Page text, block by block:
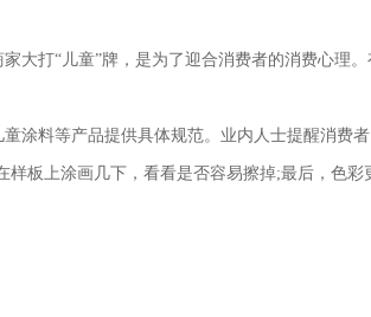
大打“儿童”牌，是为了迎合消费者的消费心理。
涂料等产品提供具体规范。业内人士提醒消费
板上涂画几下，看看是否容易擦掉;最后，色彩